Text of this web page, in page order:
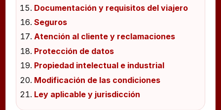
Documentación y requisitos del viajero
Seguros
Atención al cliente y reclamaciones
Protección de datos
Propiedad intelectual e industrial
Modificación de las condiciones
Ley aplicable y jurisdicción